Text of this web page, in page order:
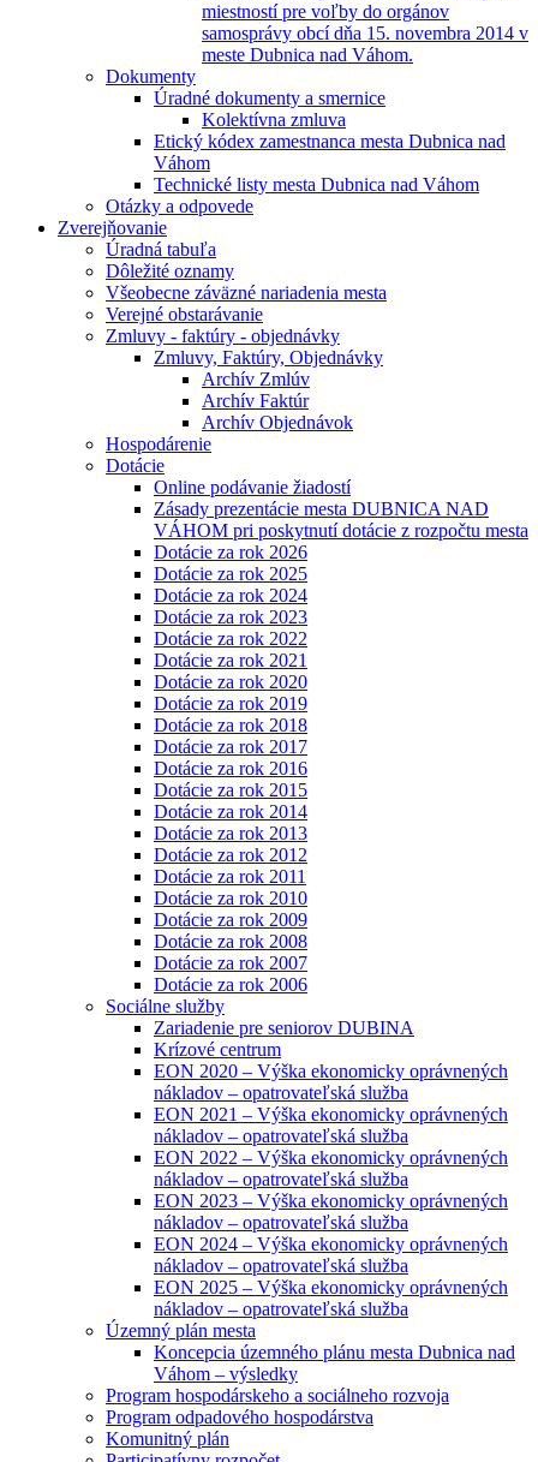
miestností pre voľby do orgánov
samosprávy obcí dňa 15. novembra 2014 v
meste Dubnica nad Váhom.
Dokumenty
Úradné dokumenty a smernice
Kolektívna zmluva
Etický kódex zamestnanca mesta Dubnica nad
Váhom
Technické listy mesta Dubnica nad Váhom
Otázky a odpovede
Zverejňovanie
Úradná tabuľa
Dôležité oznamy
Všeobecne záväzné nariadenia mesta
Verejné obstarávanie
Zmluvy - faktúry - objednávky
Zmluvy, Faktúry, Objednávky
Archív Zmlúv
Archív Faktúr
Archív Objednávok
Hospodárenie
Dotácie
Online podávanie žiadostí
Zásady prezentácie mesta DUBNICA NAD
VÁHOM pri poskytnutí dotácie z rozpočtu mesta
Dotácie za rok 2026
Dotácie za rok 2025
Dotácie za rok 2024
Dotácie za rok 2023
Dotácie za rok 2022
Dotácie za rok 2021
Dotácie za rok 2020
Dotácie za rok 2019
Dotácie za rok 2018
Dotácie za rok 2017
Dotácie za rok 2016
Dotácie za rok 2015
Dotácie za rok 2014
Dotácie za rok 2013
Dotácie za rok 2012
Dotácie za rok 2011
Dotácie za rok 2010
Dotácie za rok 2009
Dotácie za rok 2008
Dotácie za rok 2007
Dotácie za rok 2006
Sociálne služby
Zariadenie pre seniorov DUBINA
Krízové centrum
EON 2020 – Výška ekonomicky oprávnených
nákladov – opatrovateľská služba
EON 2021 – Výška ekonomicky oprávnených
nákladov – opatrovateľská služba
EON 2022 – Výška ekonomicky oprávnených
nákladov – opatrovateľská služba
EON 2023 – Výška ekonomicky oprávnených
nákladov – opatrovateľská služba
EON 2024 – Výška ekonomicky oprávnených
nákladov – opatrovateľská služba
EON 2025 – Výška ekonomicky oprávnených
nákladov – opatrovateľská služba
Územný plán mesta
Koncepcia územného plánu mesta Dubnica nad
Váhom – výsledky
Program hospodárskeho a sociálneho rozvoja
Program odpadového hospodárstva
Komunitný plán